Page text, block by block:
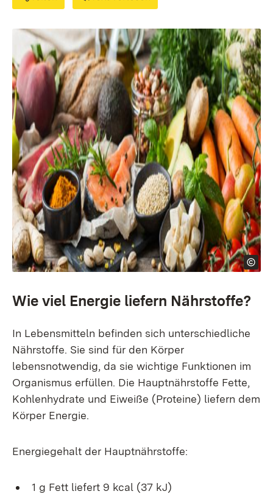
Wie viel Energie liefern Nährstoffe?
In Lebensmitteln befinden sich unterschiedliche
Nährstoffe. Sie sind für den Körper
lebensnotwendig, da sie wichtige Funktionen im
Organismus erfüllen. Die Hauptnährstoffe Fette,
Kohlenhydrate und Eiweiße (Proteine) liefern dem
Körper Energie.
Energiegehalt der Hauptnährstoffe:
1 g Fett liefert 9 kcal (37 kJ)